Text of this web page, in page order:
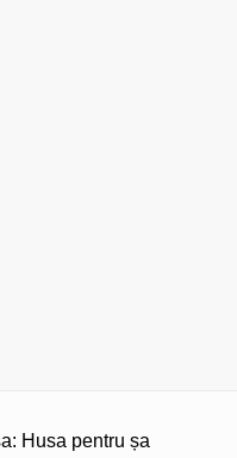
Husa pentru șa